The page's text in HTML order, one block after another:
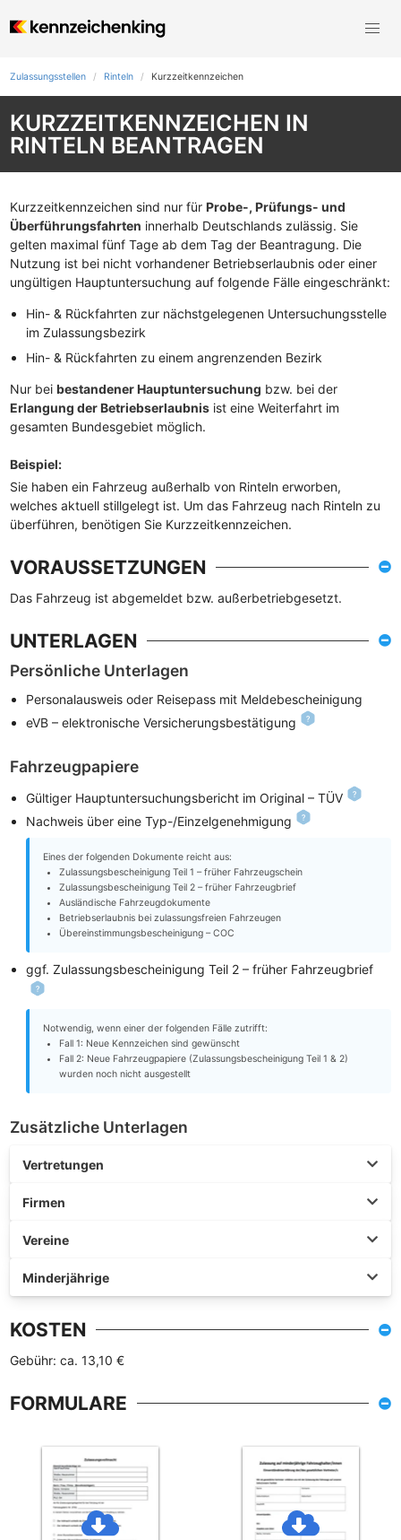
Zulassungsstellen Rinteln Kurzzeit­kennzeichen
KURZZEITKENNZEICHEN IN
RINTELN BEANTRAGEN
Kurzzeitkennzeichen sind nur für Probe-, Prüfungs- und
Überführungsfahrten innerhalb Deutschlands zulässig. Sie
gelten maximal fünf Tage ab dem Tag der Beantragung. Die
Nutzung ist bei nicht vorhandener Betriebserlaubnis oder einer
ungültigen Hauptuntersuchung auf folgende Fälle eingeschränkt:
Hin- & Rückfahrten zur nächstgelegenen Untersuchungsstelle
im Zulassungsbezirk
Hin- & Rückfahrten zu einem angrenzenden Bezirk
Nur bei bestandener Hauptuntersuchung bzw. bei der
Erlangung der Betriebserlaubnis ist eine Weiterfahrt im
gesamten Bundesgebiet möglich.
Beispiel:
Sie haben ein Fahrzeug außerhalb von Rinteln erworben,
welches aktuell stillgelegt ist. Um das Fahrzeug nach Rinteln zu
überführen, benötigen Sie Kurzzeitkennzeichen.
VORAUSSETZUNGEN
Das Fahrzeug ist abgemeldet bzw. außerbetriebgesetzt.
UNTERLAGEN
Persönliche Unterlagen
Personalausweis oder Reisepass mit Meldebescheinigung
eVB – elektronische Versicherungsbestätigung
Fahrzeugpapiere
Gültiger Hauptuntersuchungsbericht im Original – TÜV
Nachweis über eine Typ-/Einzelgenehmigung
Eines der folgenden Dokumente reicht aus:
Zulassungsbescheinigung Teil 1 – früher Fahrzeugschein
Zulassungsbescheinigung Teil 2 – früher Fahrzeugbrief
Ausländische Fahrzeugdokumente
Betriebserlaubnis bei zulassungsfreien Fahrzeugen
Übereinstimmungsbescheinigung – COC
ggf. Zulassungsbescheinigung Teil 2 – früher Fahrzeugbrief
Notwendig, wenn einer der folgenden Fälle zutrifft:
Fall 1: Neue Kennzeichen sind gewünscht
Fall 2: Neue Fahrzeugpapiere (Zulassungsbescheinigung Teil 1 & 2)
wurden noch nicht ausgestellt
Zusätzliche Unterlagen
Vertretungen
Firmen
Vereine
Minderjährige
KOSTEN
Gebühr: ca. 13,10 €
FORMULARE